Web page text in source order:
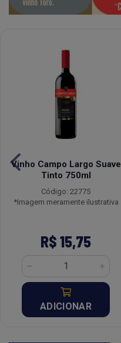
Vinho Campo Largo Suave
Tinto 750ml
Código: 22775
*Imagem meramente ilustrativa
R$ 15,75
ADICIONAR